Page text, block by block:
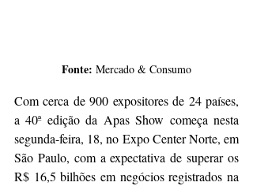
Fonte: Mercado & Consumo
Com cerca de 900 expositores de 24 países,
a 40ª edição da Apas Show começa nesta
segunda-feira, 18, no Expo Center Norte, em
São Paulo, com a expectativa de superar os
R$ 16,5 bilhões em negócios registrados na